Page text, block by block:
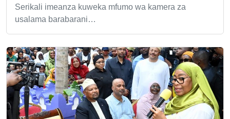
Serikali imeanza kuweka mfumo wa kamera za
usalama barabarani…